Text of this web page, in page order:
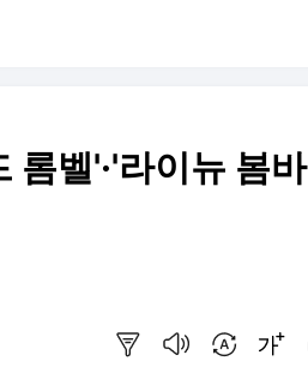
롬벨'·'라이뉴 봄바